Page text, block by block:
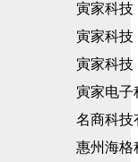
寅家科技
寅家科技
寅家科技
寅家电子
名商科技
惠州海格